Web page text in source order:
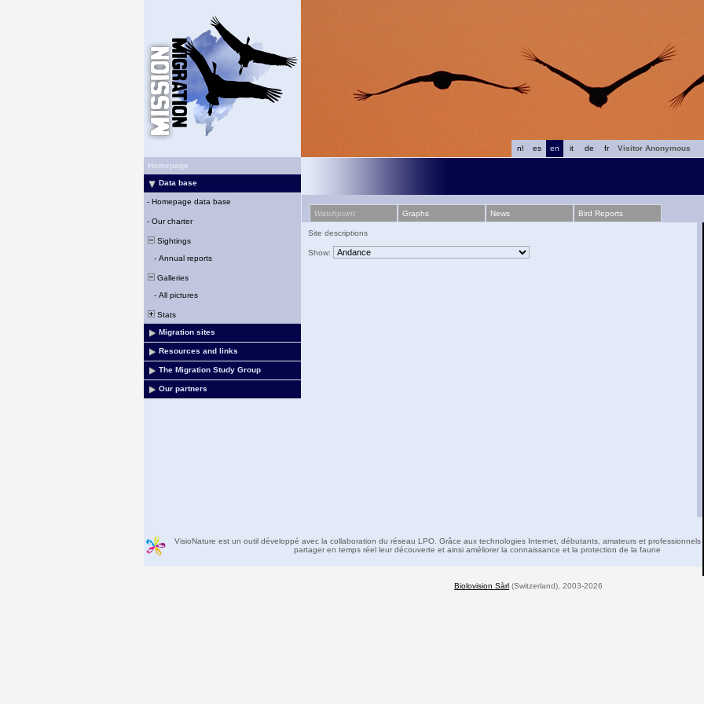
fr
de
it
en
es
nl
Visitor Anonymous
Homepage
Data base
- Homepage data base
- Our charter
Sightings
- Annual reports
Galleries
- All pictures
Stats
Migration sites
Resources and links
The Migration Study Group
Our partners
Watchpoint Graphs News Bird Reports
Site descriptions
Show:
VisioNature est un outil développé avec la collaboration du réseau LPO. Grâce aux technologies Internet, débutants, amateurs et professionnels
partager en temps réel leur découverte et ainsi améliorer la connaissance et la protection de la faune
Biolovision Sàrl (Switzerland), 2003-2026